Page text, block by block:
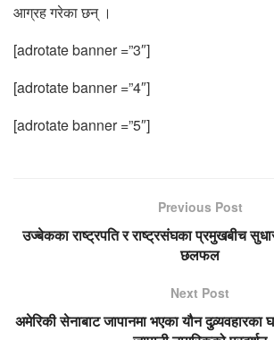
आग्रह गरेका छन् ।
[adrotate banner =”3″]
[adrotate banner =”4″]
[adrotate banner =”5″]
Previous Post
उज्बेकका राष्ट्रपति र राष्ट्रसंघका प्रमुखबीच
छलफल
Next Post
अमेरिकी सेनाबाट जापानमा भएका यौन दुव्र्यवहारका